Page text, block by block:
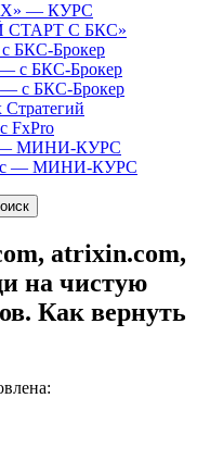
— КУРС
С БКС»
БКС-Брокер
— с БКС-Брокер
с БКС-Брокер
FxPro
— МИНИ-КУРС
— МИНИ-КУРС
atrixin.com,
на чистую
Как вернуть